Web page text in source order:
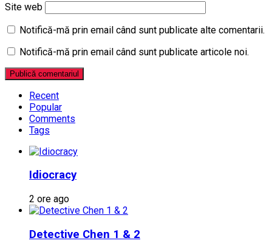
Site web
Notifică-mă prin email când sunt publicate alte comentarii.
Notifică-mă prin email când sunt publicate articole noi.
Recent
Popular
Comments
Tags
Idiocracy
2 ore ago
Detective Chen 1 & 2